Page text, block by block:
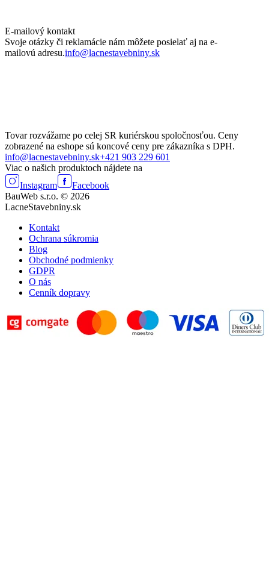
E-mailový kontakt
Svoje otázky či reklamácie nám môžete posielať aj na e-
mailovú adresu.info@lacnestavebniny.sk
Tovar rozvážame po celej SR kuriérskou spoločnosťou. Ceny
zobrazené na eshope sú koncové ceny pre zákazníka s DPH.
info@lacnestavebniny.sk+421 903 229 601
Viac o našich produktoch nájdete na
Instagram
Facebook
BauWeb s.r.o. © 2026
LacneStavebniny.sk
Kontakt
Ochrana súkromia
Blog
Obchodné podmienky
GDPR
O nás
Cenník dopravy